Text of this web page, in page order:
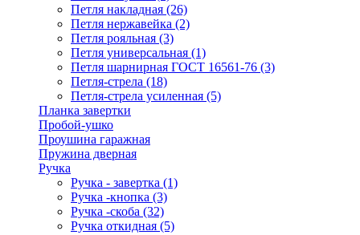
Петля накладная (26)
Петля нержавейка (2)
Петля рояльная (3)
Петля универсальная (1)
Петля шарнирная ГОСТ 16561-76 (3)
Петля-стрела (18)
Петля-стрела усиленная (5)
Планка завертки
Пробой-ушко
Проушина гаражная
Пружина дверная
Ручка
Ручка - завертка (1)
Ручка -кнопка (3)
Ручка -скоба (32)
Ручка откидная (5)